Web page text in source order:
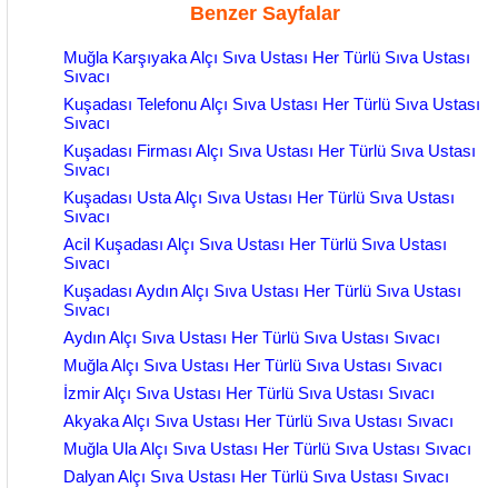
Benzer Sayfalar
Muğla Karşıyaka Alçı Sıva Ustası Her Türlü Sıva Ustası
Sıvacı
Kuşadası Telefonu Alçı Sıva Ustası Her Türlü Sıva Ustası
Sıvacı
Kuşadası Firması Alçı Sıva Ustası Her Türlü Sıva Ustası
Sıvacı
Kuşadası Usta Alçı Sıva Ustası Her Türlü Sıva Ustası
Sıvacı
Acil Kuşadası Alçı Sıva Ustası Her Türlü Sıva Ustası
Sıvacı
Kuşadası Aydın Alçı Sıva Ustası Her Türlü Sıva Ustası
Sıvacı
Aydın Alçı Sıva Ustası Her Türlü Sıva Ustası Sıvacı
Muğla Alçı Sıva Ustası Her Türlü Sıva Ustası Sıvacı
İzmir Alçı Sıva Ustası Her Türlü Sıva Ustası Sıvacı
Akyaka Alçı Sıva Ustası Her Türlü Sıva Ustası Sıvacı
Muğla Ula Alçı Sıva Ustası Her Türlü Sıva Ustası Sıvacı
Dalyan Alçı Sıva Ustası Her Türlü Sıva Ustası Sıvacı